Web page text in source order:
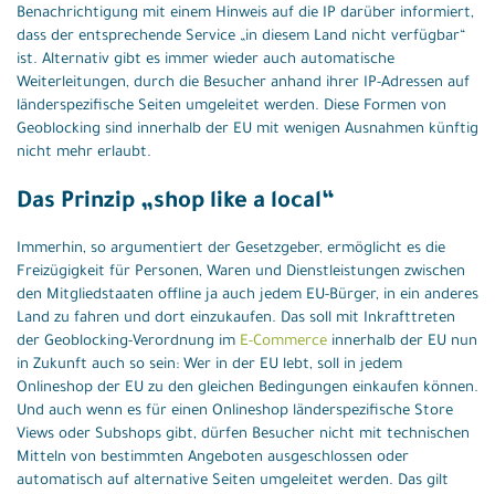
Benachrichtigung mit einem Hinweis auf die IP darüber informiert,
dass der entsprechende Service „in diesem Land nicht verfügbar“
ist. Alternativ gibt es immer wieder auch automatische
Weiterleitungen, durch die Besucher anhand ihrer IP-Adressen auf
länderspezifische Seiten umgeleitet werden. Diese Formen von
Geoblocking sind innerhalb der EU mit wenigen Ausnahmen künftig
nicht mehr erlaubt.
Das Prinzip „shop like a local“
Immerhin, so argumentiert der Gesetzgeber, ermöglicht es die
Freizügigkeit für Personen, Waren und Dienstleistungen zwischen
den Mitgliedstaaten offline ja auch jedem EU-Bürger, in ein anderes
Land zu fahren und dort einzukaufen. Das soll mit Inkrafttreten
der Geoblocking-Verordnung im E-Commerce innerhalb der EU nun
in Zukunft auch so sein: Wer in der EU lebt, soll in jedem
Onlineshop der EU zu den gleichen Bedingungen einkaufen können.
Und auch wenn es für einen Onlineshop länderspezifische Store
Views oder Subshops gibt, dürfen Besucher nicht mit technischen
Mitteln von bestimmten Angeboten ausgeschlossen oder
automatisch auf alternative Seiten umgeleitet werden. Das gilt